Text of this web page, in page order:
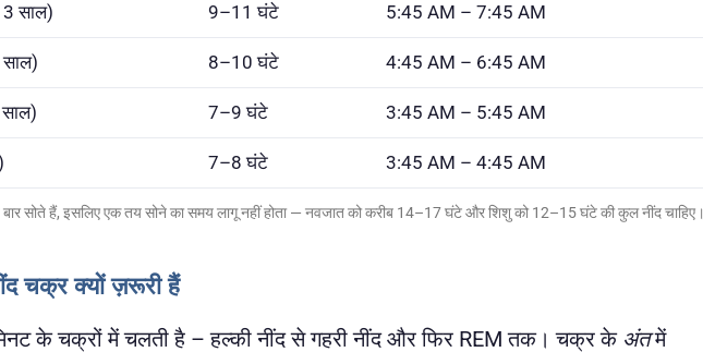
साल) 9–11 घंटे 5:45 AM – 7:45 AM
8–10 घंटे 4:45 AM – 6:45 AM
7–9 घंटे 3:45 AM – 5:45 AM
7–8 घंटे 3:45 AM – 4:45 AM
सोते हैं, इसलिए एक तय सोने का समय लागू नहीं होता — नवजात को करीब 14–17 घंटे और शिशु को 12–15 घंटे की कुल नींद चाहिए।
चक्र क्यों ज़रूरी हैं
के चक्रों में चलती है – हल्की नींद से गहरी नींद और फिर REM तक। चक्र के अंतमें